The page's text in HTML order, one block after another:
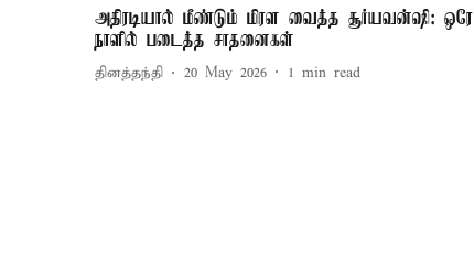
அதிரடியால் மீண்டும் மிரள வைத்த சூர்யவன்ஷி: ஒரே
நாளில் படைத்த சாதனைகள்
தினத்தந்தி 20 May 2026 1 min read